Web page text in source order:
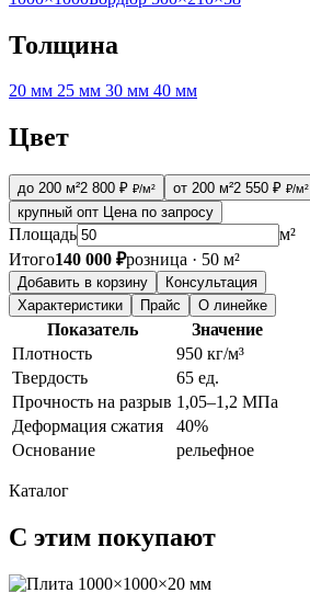
Толщина
20 мм 25 мм 30 мм 40 мм
Цвет
до 200 м²2 800 ₽ ₽/м² от 200 м²2 550 ₽ ₽/м²
крупный опт Цена по запросу
Площадь
м²
Итого140 000 ₽розница · 50 м²
Добавить в корзину
Консультация
Характеристики
Прайс О линейке
Показатель
Значение
Плотность
950 кг/м³
Твердость
65 ед.
Прочность на разрыв 1,05–1,2 МПа
Деформация сжатия
40%
Основание
рельефное
Каталог
С этим покупают